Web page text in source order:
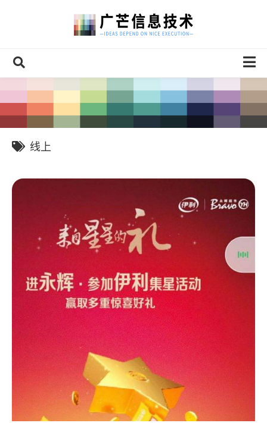
小程序
官方网站
联系我们
线上